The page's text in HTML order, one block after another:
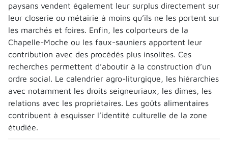
paysans vendent également leur surplus directement sur
leur closerie ou métairie à moins qu’ils ne les portent sur
les marchés et foires. Enfin, les colporteurs de la
Chapelle-Moche ou les faux-sauniers apportent leur
contribution avec des procédés plus insolites. Ces
recherches permettent d’aboutir à la construction d’un
ordre social. Le calendrier agro-liturgique, les hiérarchies
avec notamment les droits seigneuriaux, les dîmes, les
relations avec les propriétaires. Les goûts alimentaires
contribuent à esquisser l’identité culturelle de la zone
étudiée.